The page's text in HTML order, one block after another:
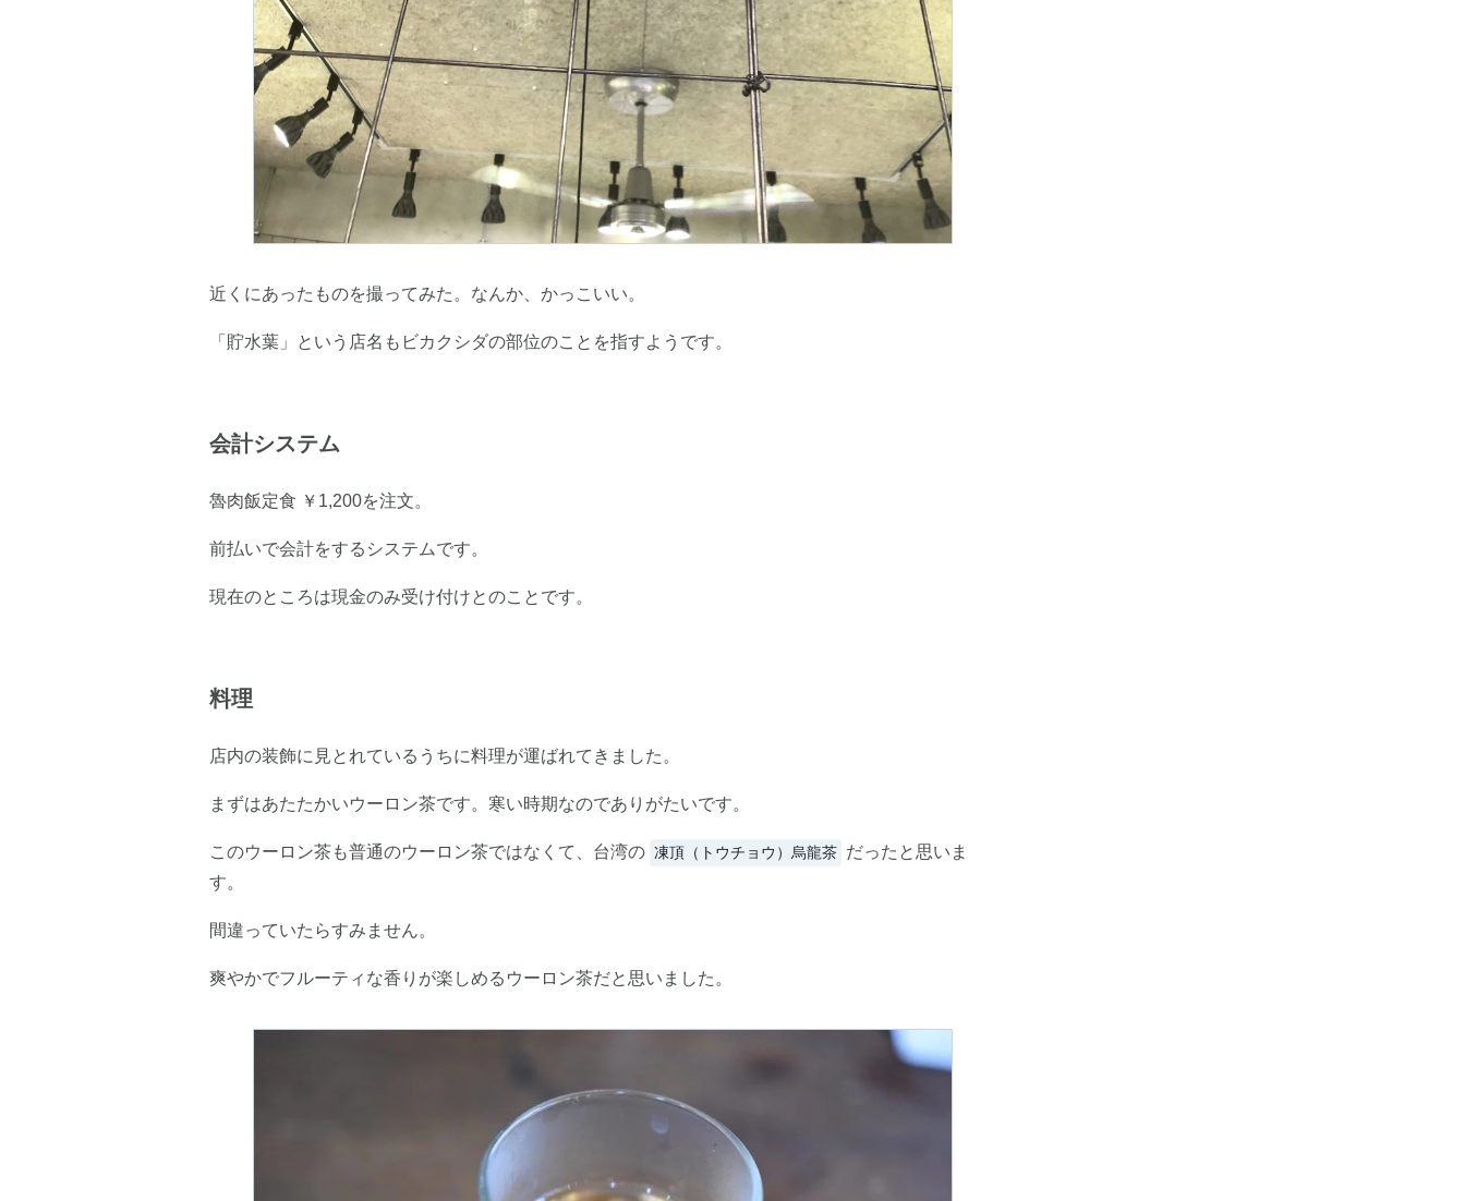
近くにあったものを撮ってみた。なんか、かっこいい。
「貯水葉」という店名もビカクシダの部位のことを指すようです。
会計システム
魯肉飯定食 ￥1,200を注文。
前払いで会計をするシステムです。
現在のところは現金のみ受け付けとのことです。
料理
店内の装飾に見とれているうちに料理が運ばれてきました。
まずはあたたかいウーロン茶です。寒い時期なのでありがたいです。
このウーロン茶も普通のウーロン茶ではなくて、台湾の 凍頂（トウチョウ）烏龍茶 だったと思いま
す。
間違っていたらすみません。
爽やかでフルーティな香りが楽しめるウーロン茶だと思いました。